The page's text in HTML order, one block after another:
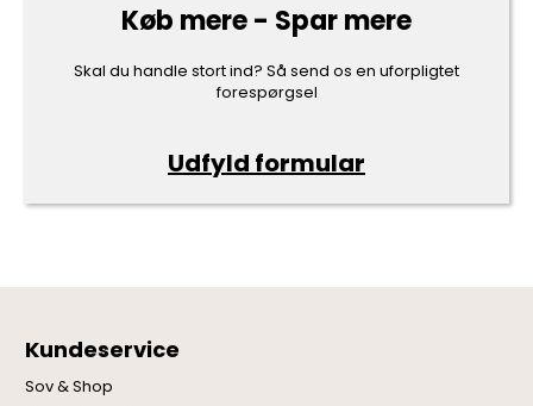
Køb mere - Spar mere
Skal du handle stort ind? Så send os en uforpligtet
forespørgsel
Udfyld formular
Kundeservice
Sov & Shop